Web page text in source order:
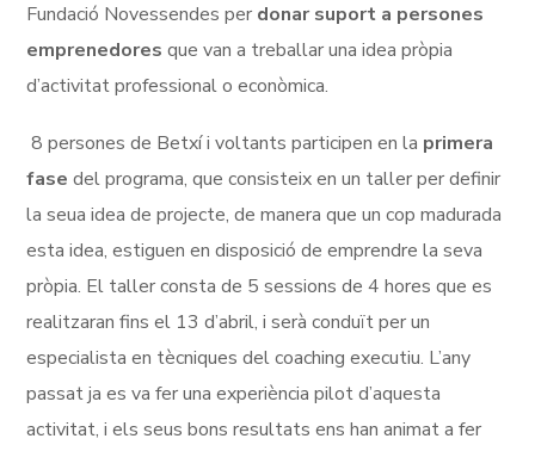
Fundació Novessendes per donar suport a persones
emprenedores que van a treballar una idea pròpia
d’activitat professional o econòmica.
8 persones de Betxí i voltants participen en la primera
fase del programa, que consisteix en un taller per definir
la seua idea de projecte, de manera que un cop madurada
esta idea, estiguen en disposició de emprendre la seva
pròpia. El taller consta de 5 sessions de 4 hores que es
realitzaran fins el 13 d’abril, i serà conduït per un
especialista en tècniques del coaching executiu. L’any
passat ja es va fer una experiència pilot d’aquesta
activitat, i els seus bons resultats ens han animat a fer